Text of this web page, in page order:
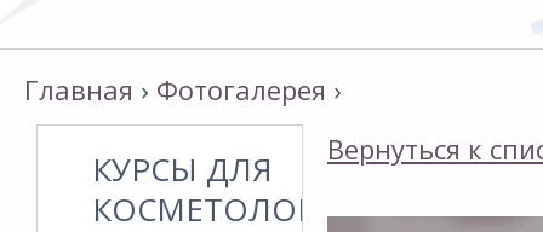
Главная › Фотогалерея ›
КУРСЫ ДЛЯ
КОСМЕТОЛОГОВ
Вернуться к